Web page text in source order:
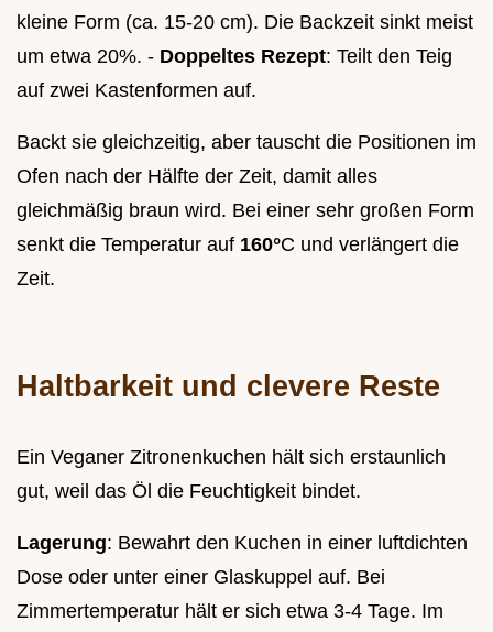
kleine Form (ca. 15-20 cm). Die Backzeit sinkt meist
um etwa 20%. - Doppeltes Rezept: Teilt den Teig
auf zwei Kastenformen auf.
Backt sie gleichzeitig, aber tauscht die Positionen im
Ofen nach der Hälfte der Zeit, damit alles
gleichmäßig braun wird. Bei einer sehr großen Form
senkt die Temperatur auf 160°C und verlängert die
Zeit.
Haltbarkeit und clevere Reste
Ein Veganer Zitronenkuchen hält sich erstaunlich
gut, weil das Öl die Feuchtigkeit bindet.
Lagerung: Bewahrt den Kuchen in einer luftdichten
Dose oder unter einer Glaskuppel auf. Bei
Zimmertemperatur hält er sich etwa 3-4 Tage. Im